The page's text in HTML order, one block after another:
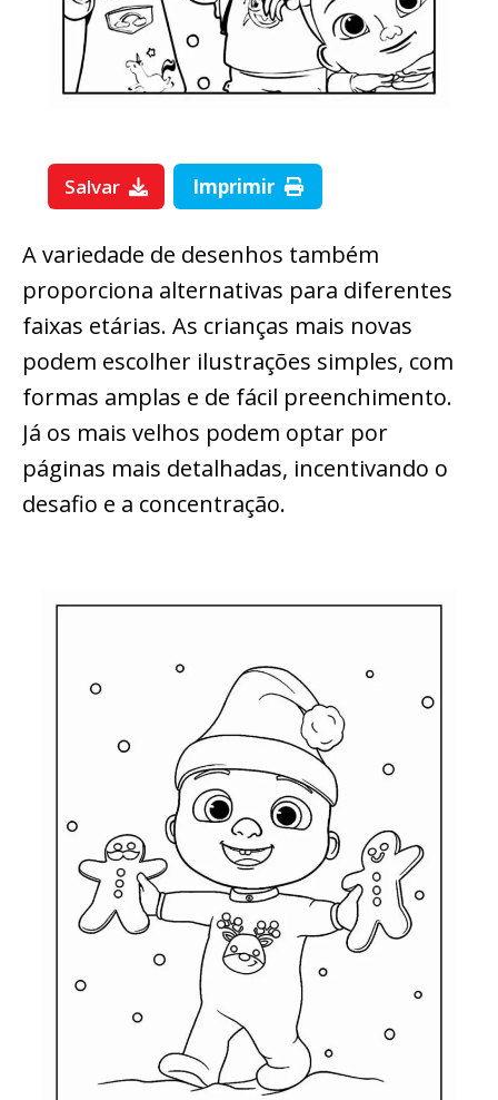
Salvar Imprimir
A variedade de desenhos também
proporciona alternativas para diferentes
faixas etárias. As crianças mais novas
podem escolher ilustrações simples, com
formas amplas e de fácil preenchimento.
Já os mais velhos podem optar por
páginas mais detalhadas, incentivando o
desafio e a concentração.